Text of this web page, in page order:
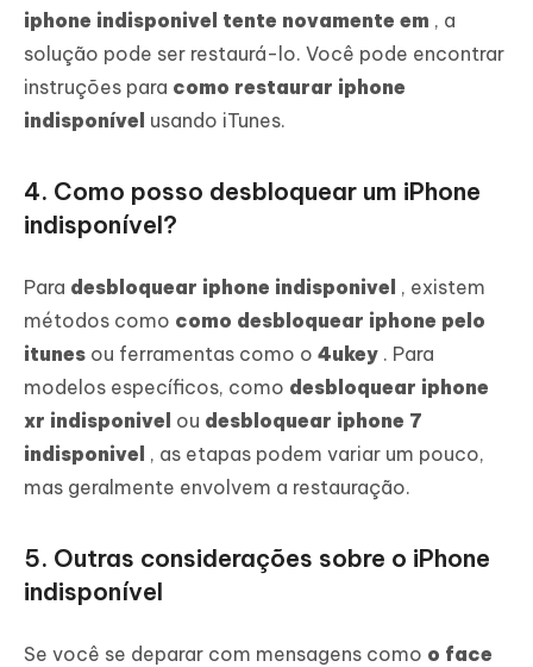
iphone indisponivel tente novamente em , a
solução pode ser restaurá-lo. Você pode encontrar
instruções para como restaurar iphone
indisponível usando iTunes.
4. Como posso desbloquear um iPhone
indisponível?
Para desbloquear iphone indisponivel , existem
métodos como como desbloquear iphone pelo
itunes ou ferramentas como o 4ukey . Para
modelos específicos, como desbloquear iphone
xr indisponivel ou desbloquear iphone 7
indisponivel , as etapas podem variar um pouco,
mas geralmente envolvem a restauração.
5. Outras considerações sobre o iPhone
indisponível
Se você se deparar com mensagens como o face